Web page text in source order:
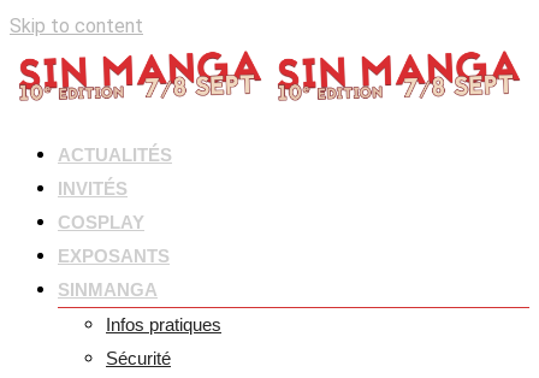
Skip to content
ACTUALITÉS
INVITÉS
COSPLAY
EXPOSANTS
SINMANGA
Infos pratiques
Sécurité